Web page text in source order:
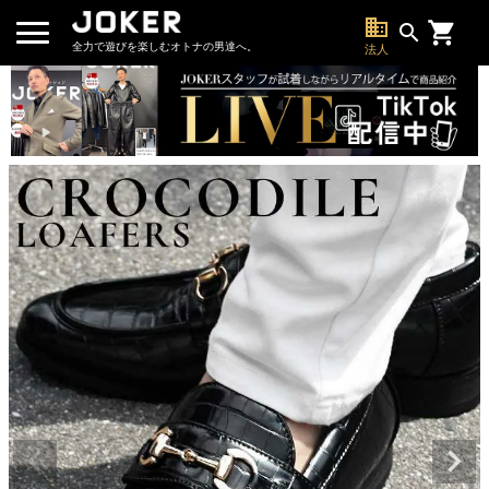
全力で遊びを楽しむオトナの男達へ。
business
法人
search